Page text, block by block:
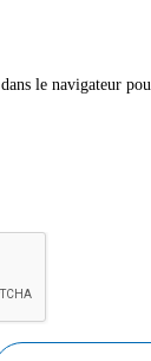
le navigateur